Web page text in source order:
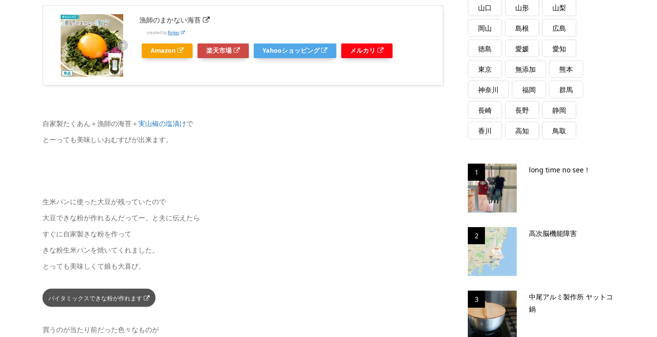
漁師のまかない海苔
created byRinker
Amazon 楽天市場 Yahooショッピング メルカリ
自家製たくあん＋漁師の海苔＋実山椒の塩漬けで
とーっても美味しいおむすびが出来ます。
生米パンに使った大豆が残っていたので
大豆できな粉が作れるんだってー。と夫に伝えたら
すぐに自家製きな粉を作って
きな粉生米パンを焼いてくれました。
とっても美味しくて娘も大喜び。
バイタミックスできな粉が作れます
買うのが当たり前だった色々なものが
山口 山形 山梨
岡山 島根 広島
徳島 愛媛 愛知
東京 無添加 熊本
神奈川 福岡 群馬
長崎 長野 静岡
香川 高知 鳥取
1 long time no see！
2 高次脳機能障害
3
中尾アルミ製作所 ヤットコ
鍋